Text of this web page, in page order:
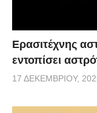
Ερασιτέχνης
εντοπίσει
17 ΔΕΚΕΜΒΡΊΟΥ,